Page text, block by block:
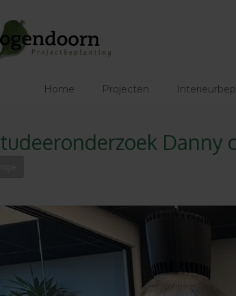
Home Projecten
Danny